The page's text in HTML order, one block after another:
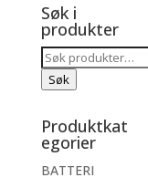
Søk i
produkter
Søk
etter:
Søk
Produktkat
egorier
BATTERI